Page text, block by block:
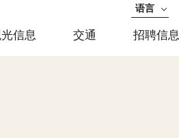
信息 交通 招聘信息
语言
English